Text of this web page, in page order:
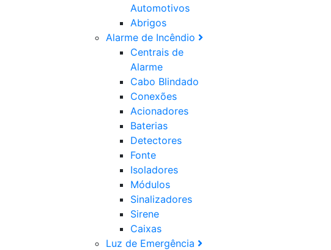
Automotivos
Abrigos
Alarme de Incêndio
Centrais de
Alarme
Cabo Blindado
Conexões
Acionadores
Baterias
Detectores
Fonte
Isoladores
Módulos
Sinalizadores
Sirene
Caixas
Luz de Emergência